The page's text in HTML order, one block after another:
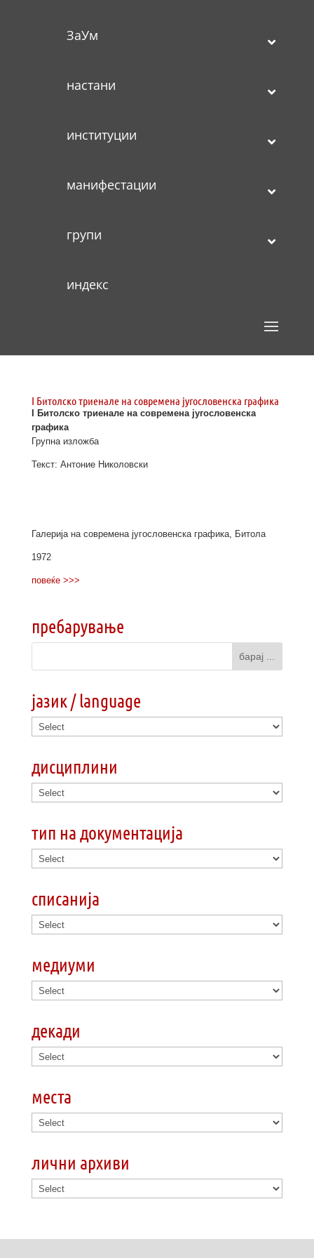
ЗаУм
настани
институции
манифестации
групи
индекс
I Битолско триенале на современа југословенска графика
I Битолско триенале на современа југословенска
графика
Групна изложба
Текст: Антоние Николовски
Галерија на современа југословенска графика, Битола
1972
повеќе >>>
пребарување
јазик / language
дисциплини
тип на документација
списанија
медиуми
декади
места
лични архиви